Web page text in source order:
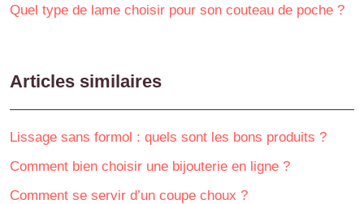
Quel type de lame choisir pour son couteau de poche ?
Articles similaires
Lissage sans formol : quels sont les bons produits ?
Comment bien choisir une bijouterie en ligne ?
Comment se servir d’un coupe choux ?